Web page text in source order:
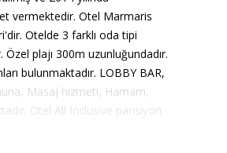
vermektedir. Otel Marmaris
Otelde 3 farklı oda tipi
plajı 300m uzunluğundadır.
bulunmaktadır. LOBBY BAR,
Masaj hizmeti, Hamam,
Otel All Inclusive pansiyon